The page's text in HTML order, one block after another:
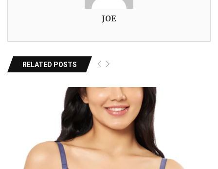
JOE
RELATED POSTS